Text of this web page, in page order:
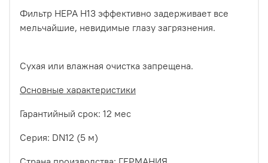
Фильтр HEPA Н13 эффективно задерживает все
мельчайшие, невидимые глазу загрязнения.
Сухая или влажная очистка запрещена.
Основные характеристики
Гарантийный срок: 12 мес
Серия: DN12 (5 м)